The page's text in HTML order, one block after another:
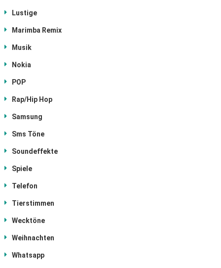
Lustige
Marimba Remix
Musik
Nokia
POP
Rap/Hip Hop
Samsung
Sms Töne
Soundeffekte
Spiele
Telefon
Tierstimmen
Wecktöne
Weihnachten
Whatsapp